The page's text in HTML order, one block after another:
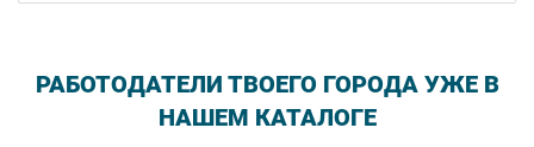
РАБОТОДАТЕЛИ ТВОЕГО ГОРОДА УЖЕ В
НАШЕМ КАТАЛОГЕ